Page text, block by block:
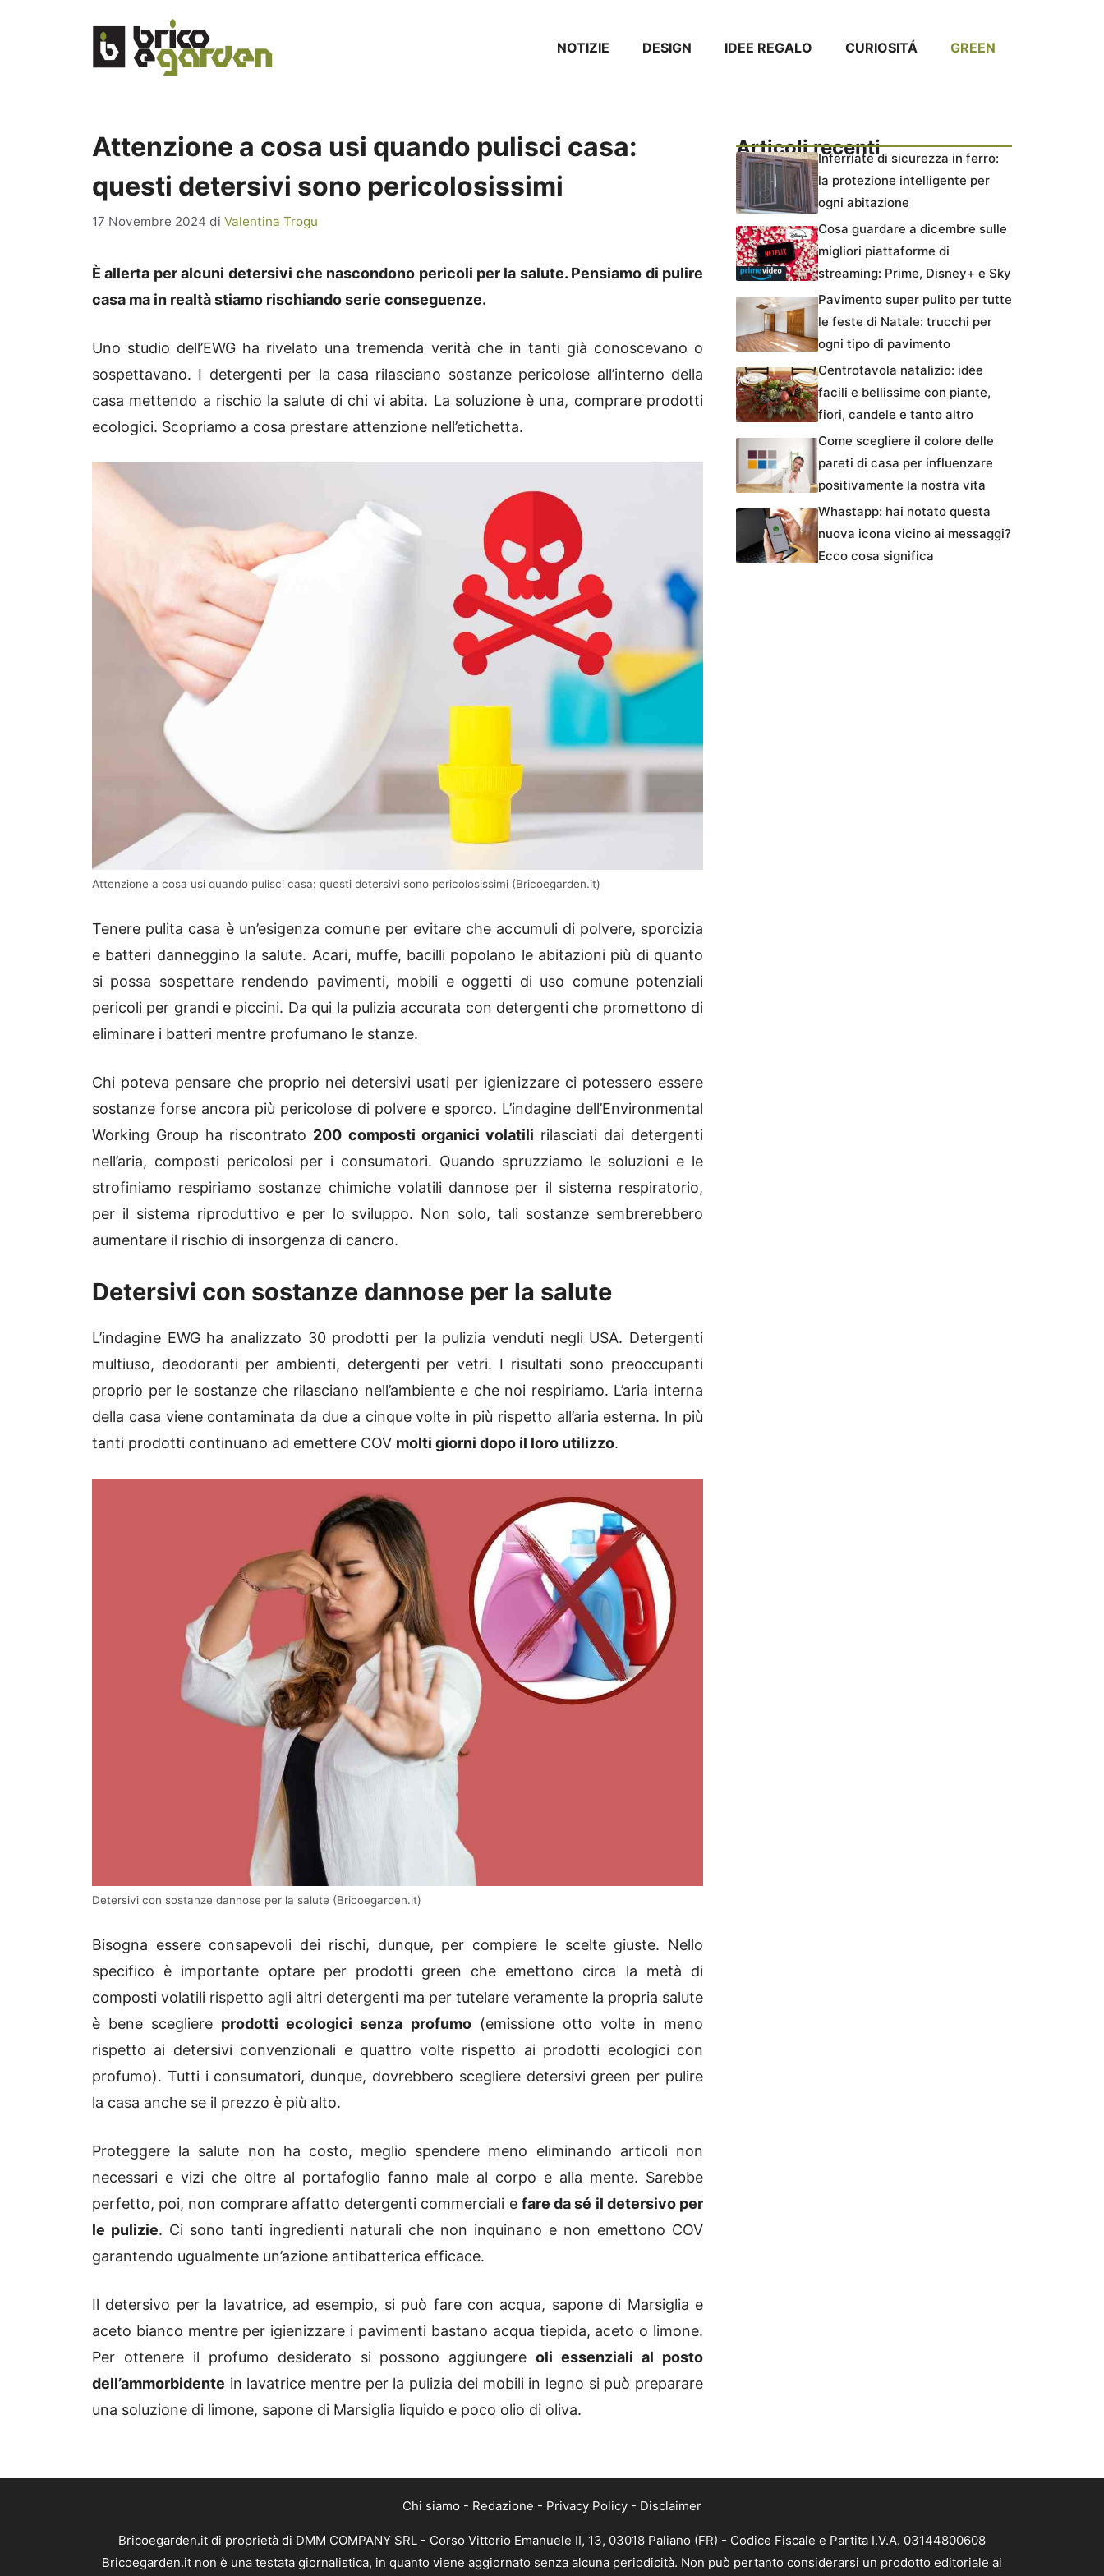
NOTIZIE DESIGN IDEE REGALO CURIOSITÁ GREEN
Attenzione a cosa usi quando pulisci casa:
questi detersivi sono pericolosissimi
17 Novembre 2024 di Valentina Trogu
È allerta per alcuni detersivi che nascondono pericoli per la salute. Pensiamo di pulire
casa ma in realtà stiamo rischiando serie conseguenze.
Uno studio dell’EWG ha rivelato una tremenda verità che in tanti già conoscevano o
sospettavano. I detergenti per la casa rilasciano sostanze pericolose all’interno della
casa mettendo a rischio la salute di chi vi abita. La soluzione è una, comprare prodotti
ecologici. Scopriamo a cosa prestare attenzione nell’etichetta.
Attenzione a cosa usi quando pulisci casa: questi detersivi sono pericolosissimi (Bricoegarden.it)
Tenere pulita casa è un’esigenza comune per evitare che accumuli di polvere, sporcizia
e batteri danneggino la salute. Acari, muffe, bacilli popolano le abitazioni più di quanto
si possa sospettare rendendo pavimenti, mobili e oggetti di uso comune potenziali
pericoli per grandi e piccini. Da qui la pulizia accurata con detergenti che promettono di
eliminare i batteri mentre profumano le stanze.
Chi poteva pensare che proprio nei detersivi usati per igienizzare ci potessero essere
sostanze forse ancora più pericolose di polvere e sporco. L’indagine dell’Environmental
Working Group ha riscontrato 200 composti organici volatili rilasciati dai detergenti
nell’aria, composti pericolosi per i consumatori. Quando spruzziamo le soluzioni e le
strofiniamo respiriamo sostanze chimiche volatili dannose per il sistema respiratorio,
per il sistema riproduttivo e per lo sviluppo. Non solo, tali sostanze sembrerebbero
aumentare il rischio di insorgenza di cancro.
Detersivi con sostanze dannose per la salute
L’indagine EWG ha analizzato 30 prodotti per la pulizia venduti negli USA. Detergenti
multiuso, deodoranti per ambienti, detergenti per vetri. I risultati sono preoccupanti
proprio per le sostanze che rilasciano nell’ambiente e che noi respiriamo. L’aria interna
della casa viene contaminata da due a cinque volte in più rispetto all’aria esterna. In più
tanti prodotti continuano ad emettere COV molti giorni dopo il loro utilizzo.
Detersivi con sostanze dannose per la salute (Bricoegarden.it)
Bisogna essere consapevoli dei rischi, dunque, per compiere le scelte giuste. Nello
specifico è importante optare per prodotti green che emettono circa la metà di
composti volatili rispetto agli altri detergenti ma per tutelare veramente la propria salute
è bene scegliere prodotti ecologici senza profumo(emissione otto volte in meno
rispetto ai detersivi convenzionali e quattro volte rispetto ai prodotti ecologici con
profumo). Tutti i consumatori, dunque, dovrebbero scegliere detersivi green per pulire
la casa anche se il prezzo è più alto.
Proteggere la salute non ha costo, meglio spendere meno eliminando articoli non
necessari e vizi che oltre al portafoglio fanno male al corpo e alla mente. Sarebbe
perfetto, poi, non comprare affatto detergenti commerciali e fare da sé il detersivo per
le pulizie. Ci sono tanti ingredienti naturali che non inquinano e non emettono COV
garantendo ugualmente un’azione antibatterica efficace.
Il detersivo per la lavatrice, ad esempio, si può fare con acqua, sapone di Marsiglia e
aceto bianco mentre per igienizzare i pavimenti bastano acqua tiepida, aceto o limone.
Per ottenere il profumo desiderato si possono aggiungereoli essenziali al posto
dell’ammorbidente in lavatrice mentre per la pulizia dei mobili in legno si può preparare
una soluzione di limone, sapone di Marsiglia liquido e poco olio di oliva.
Articoli recentiInferriate di sicurezza in ferro:
la protezione intelligente per
ogni abitazione
Cosa guardare a dicembre sulle
migliori piattaforme di
streaming: Prime, Disney+ e Sky
Pavimento super pulito per tutte
le feste di Natale: trucchi per
ogni tipo di pavimento
Centrotavola natalizio: idee
facili e bellissime con piante,
fiori, candele e tanto altro
Come scegliere il colore delle
pareti di casa per influenzare
positivamente la nostra vita
Whastapp: hai notato questa
nuova icona vicino ai messaggi?
Ecco cosa significa
Chi siamo - Redazione - Privacy Policy - Disclaimer
Bricoegarden.it di proprietà di DMM COMPANY SRL - Corso Vittorio Emanuele II, 13, 03018 Paliano (FR) - Codice Fiscale e Partita I.V.A. 03144800608
Bricoegarden.it non è una testata giornalistica, in quanto viene aggiornato senza alcuna periodicità. Non può pertanto considerarsi un prodotto editoriale ai